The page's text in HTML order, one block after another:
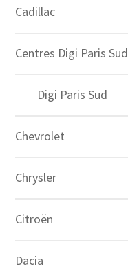
Cadillac
Centres Digi Paris Sud
Digi Paris Sud
Chevrolet
Chrysler
Citroën
Dacia